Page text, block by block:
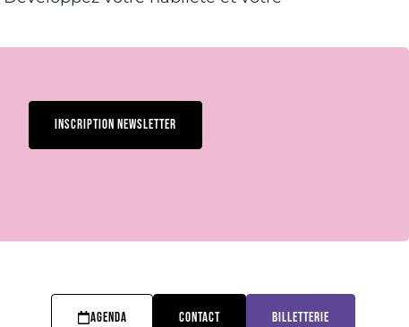
INSCRIPTION NEWSLETTER
AGENDA CONTACT BILLETTERIE